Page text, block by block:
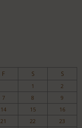
F S S
1
2
7 8
9
14 15
16
21 22
23